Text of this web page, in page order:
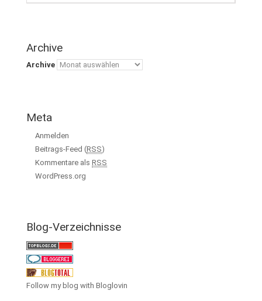
Archive
Archive
Meta
Anmelden
Beitrags-Feed (RSS)
Kommentare als RSS
WordPress.org
Blog-Verzeichnisse
Follow my blog with Bloglovin